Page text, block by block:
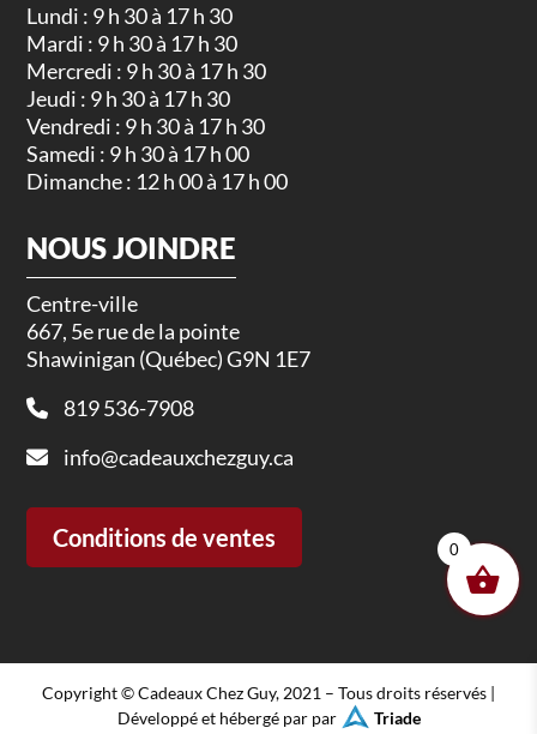
Lundi : 9 h 30 à 17 h 30
Mardi : 9 h 30 à 17 h 30
Mercredi : 9 h 30 à 17 h 30
Jeudi : 9 h 30 à 17 h 30
Vendredi : 9 h 30 à 17 h 30
Samedi : 9 h 30 à 17 h 00
Dimanche : 12 h 00 à 17 h 00
NOUS JOINDRE
Centre-ville
667, 5e rue de la pointe
Shawinigan (Québec) G9N 1E7
819 536-7908
info@cadeauxchezguy.ca
Conditions de ventes
Copyright © Cadeaux Chez Guy, 2021 – Tous droits réservés |
Développé et hébergé par par
Triade
0